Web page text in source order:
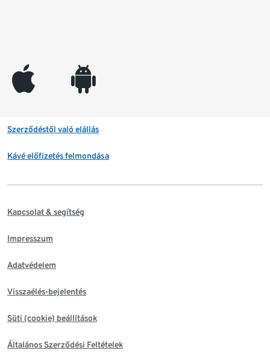
appleinc android
Szerződéstől való elállás
Kávé előfizetés felmondása
Kapcsolat & segítség
Impresszum
Adatvédelem
Visszaélés-bejelentés
Süti (cookie) beállítások
Általános Szerződési Feltételek